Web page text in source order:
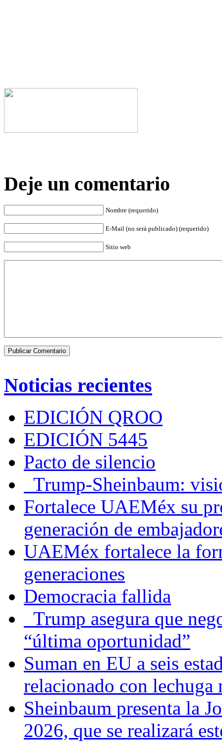
Deje un comentario
Nombre (requerido)
E-Mail (no será publicado) (requerido)
Sitio web
Noticias recientes
EDICIÓN QROO
EDICIÓN 5445
Pacto de silencio
Trump-Sheinbaum:
Fortalece UAEMéx su
generación de
UAEMéx fortalece la
generaciones
Democracia fallida
Trump asegura que
“última oportunidad”
Suman en EU a seis
relacionado con lechuga
Sheinbaum presenta la
2026, que se realizará